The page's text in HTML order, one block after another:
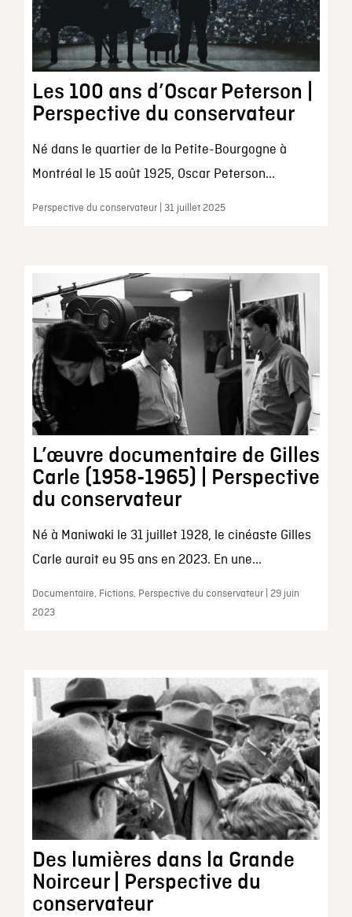
Les 100 ans d’Oscar Peterson |
Perspective du conservateur
Né dans le quartier de la Petite-Bourgogne à
Montréal le 15 août 1925, Oscar Peterson...
Perspective du conservateur | 31 juillet 2025
L’œuvre documentaire de Gilles
Carle (1958-1965) | Perspective
du conservateur
Né à Maniwaki le 31 juillet 1928, le cinéaste Gilles
Carle aurait eu 95 ans en 2023. En une...
Documentaire, Fictions, Perspective du conservateur | 29 juin
2023
Des lumières dans la Grande
Noirceur | Perspective du
conservateur